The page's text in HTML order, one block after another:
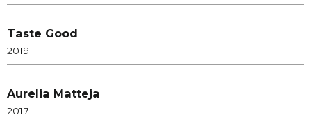
Taste Good
2019
Aurelia Matteja
2017